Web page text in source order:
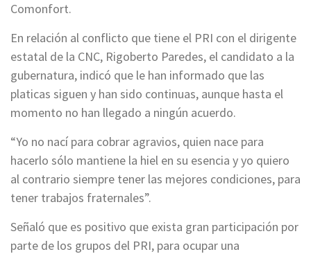
Comonfort.
En relación al conflicto que tiene el PRI con el dirigente
estatal de la CNC, Rigoberto Paredes, el candidato a la
gubernatura, indicó que le han informado que las
platicas siguen y han sido continuas, aunque hasta el
momento no han llegado a ningún acuerdo.
“Yo no nací para cobrar agravios, quien nace para
hacerlo sólo mantiene la hiel en su esencia y yo quiero
al contrario siempre tener las mejores condiciones, para
tener trabajos fraternales”.
Señaló que es positivo que exista gran participación por
parte de los grupos del PRI, para ocupar una